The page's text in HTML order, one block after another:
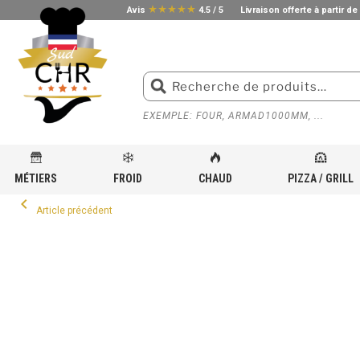
Avis star_ratestar_ratestar_ratestar_ratestar_rate 4.5 / 5 Livraison offerte à partir de
EXEMPLE: FOUR, ARMAD1000MM, ...
MÉTIERS FROID CHAUD PIZZA / GRILL
ACCUEIL »ÉQUIPEMENT INOX POUR CUISINE PROFESSIONNELLE PLACARD MURAL»
keyboard_arrow_left Article précédent